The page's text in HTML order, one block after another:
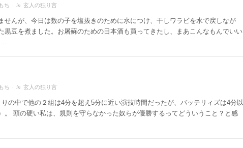
ち · in 玄人の独り言
せんが、今日は数の子を塩抜きのために水につけ、干しワラビを水で戻しなが
黒豆を煮ました。お屠蘇のための日本酒も買ってきたし、まあこんなもんでいい
ち · in 玄人の独り言
の中で他の２組は4分を超え5分に近い演技時間だったが、バッテリィズは4分以
。 頭の硬い私は、規則を守らなかった奴らが優勝するってどういうこと？と感